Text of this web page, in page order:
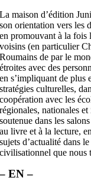
La maison d’édition
son orientation vers les
en promouvant à la fois
voisins (en particulier
Roumains de par le
étroites avec des
en s’impliquant de plus
stratégies culturelles,
coopération avec les
régionales, nationales
soutenue dans les
au livre et à la lecture,
sujets d’actualité dans
civilisationnel que nous
– EN –